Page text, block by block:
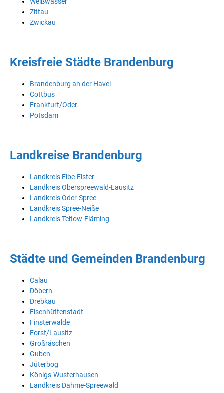
Weißwasser
Zittau
Zwickau
Kreisfreie Städte Brandenburg
Brandenburg an der Havel
Cottbus
Frankfurt/Oder
Potsdam
Landkreise Brandenburg
Landkreis Elbe-Elster
Landkreis Oberspreewald-Lausitz
Landkreis Oder-Spree
Landkreis Spree-Neiße
Landkreis Teltow-Fläming
Städte und Gemeinden Brandenburg
Calau
Döbern
Drebkau
Eisenhüttenstadt
Finsterwalde
Forst/Lausitz
Großräschen
Guben
Jüterbog
Königs-Wusterhausen
Landkreis Dahme-Spreewald